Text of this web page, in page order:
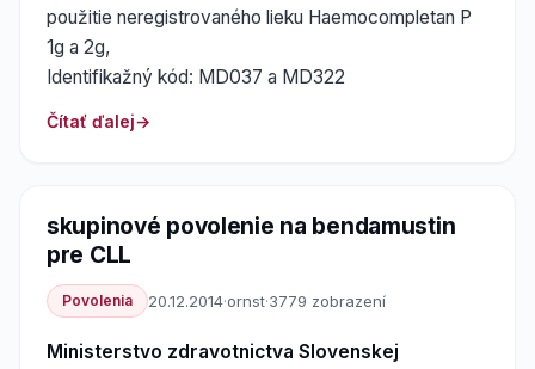
použitie neregistrovaného lieku Haemocompletan P
1g a 2g,
Identifikažný kód: MD037 a MD322
Čítať ďalej
skupinové povolenie na bendamustin
pre CLL
Povolenia 20.12.2014·ornst·3779 zobrazení
Ministerstvo zdravotnictva Slovenskej